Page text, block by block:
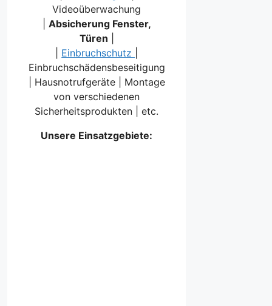
Videoüberwachung
Absicherung Fenster,
Türen
Einbruchschutz
Einbruchschädensbeseitigung
| Hausnotrufgeräte | Montage
von verschiedenen
Sicherheitsprodukten | etc.
Unsere Einsatzgebiete: